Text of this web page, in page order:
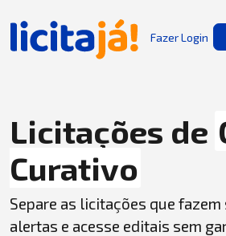
Fazer Login
Licitações de
Curativo
Separe as licitações que fazem
alertas e acesse editais sem